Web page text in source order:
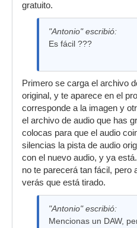
gratuito.
"Antonio" escribió:
Es fácil ???
Primero se carga el archivo
original, y te aparece en el
corresponde a la imagen y
el archivo de audio que has
colocas para que el audio
silencias la pista de audio
con el nuevo audio, y ya
no te parecerá tan fácil, pero
verás que está tirado.
"Antonio" escribió:
Mencionas un DAW,